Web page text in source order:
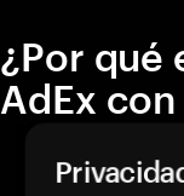
¿Por qué
AdEx